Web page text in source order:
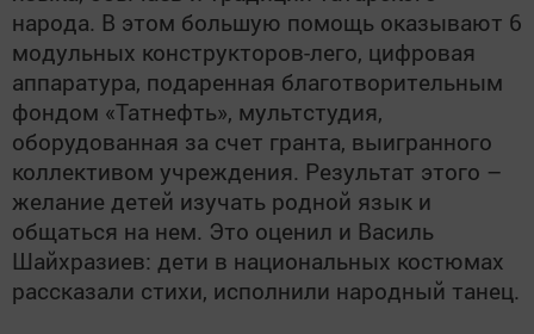
народа. В этом большую помощь оказывают 6
модульных конструкторов-лего, цифровая
аппаратура, подаренная благотворительным
фондом «Татнефть», мультстудия,
оборудованная за счет гранта, выигранного
коллективом учреждения. Результат этого –
желание детей изучать родной язык и
общаться на нем. Это оценил и Василь
Шайхразиев: дети в национальных костюмах
рассказали стихи, исполнили народный танец.